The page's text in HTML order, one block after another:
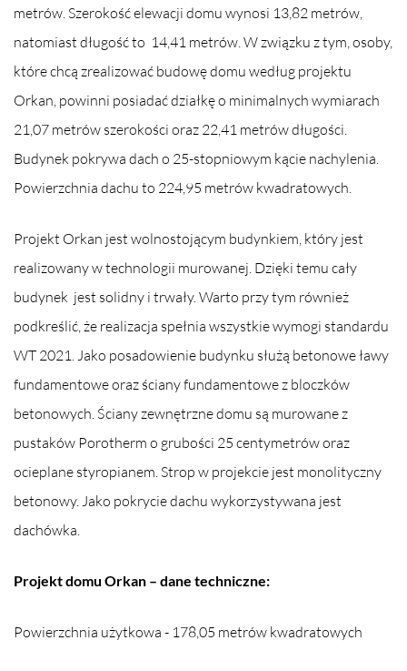
metrów. Szerokość elewacji domu wynosi 13,82 metrów,
natomiast długość to 14,41 metrów. W związku z tym, osoby,
które chcą zrealizować budowę domu według projektu
Orkan, powinni posiadać działkę o minimalnych wymiarach
21,07 metrów szerokości oraz 22,41 metrów długości.
Budynek pokrywa dach o 25-stopniowym kącie nachylenia.
Powierzchnia dachu to 224,95 metrów kwadratowych.
Projekt Orkan jest wolnostojącym budynkiem, który jest
realizowany w technologii murowanej. Dzięki temu cały
budynek jest solidny i trwały. Warto przy tym również
podkreślić, że realizacja spełnia wszystkie wymogi standardu
WT 2021. Jako posadowienie budynku służą betonowe ławy
fundamentowe oraz ściany fundamentowe z bloczków
betonowych. Ściany zewnętrzne domu są murowane z
pustaków Porotherm o grubości 25 centymetrów oraz
ocieplane styropianem. Strop w projekcie jest monolityczny
betonowy. Jako pokrycie dachu wykorzystywana jest
dachówka.
Projekt domu Orkan – dane techniczne:
Powierzchnia użytkowa - 178,05 metrów kwadratowych